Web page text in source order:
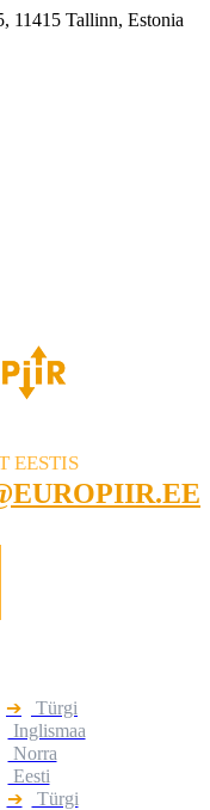
11415 Tallinn, Estonia
EESTIS
➔
Türgi
Inglismaa
Norra
Eesti
➔
Türgi